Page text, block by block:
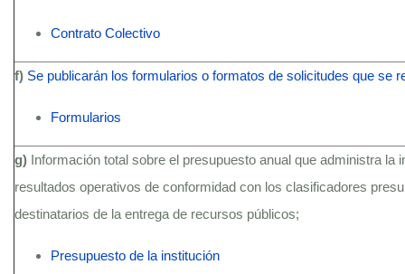
Contrato Colectivo
f) Se publicarán los formularios o formatos de solicitudes que se
Formularios
g) Información total sobre el presupuesto anual que administra
resultados operativos de conformidad con los clasificadores
destinatarios de la entrega de recursos públicos;
Presupuesto de la institución